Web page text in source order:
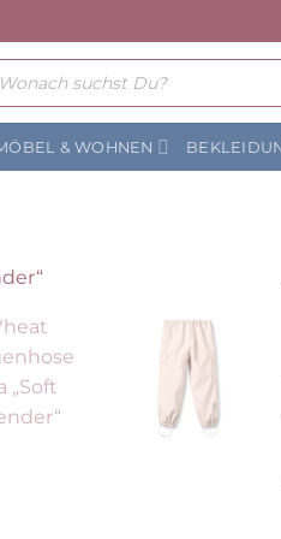
& WOHNEN
Auf die
Wunschliste